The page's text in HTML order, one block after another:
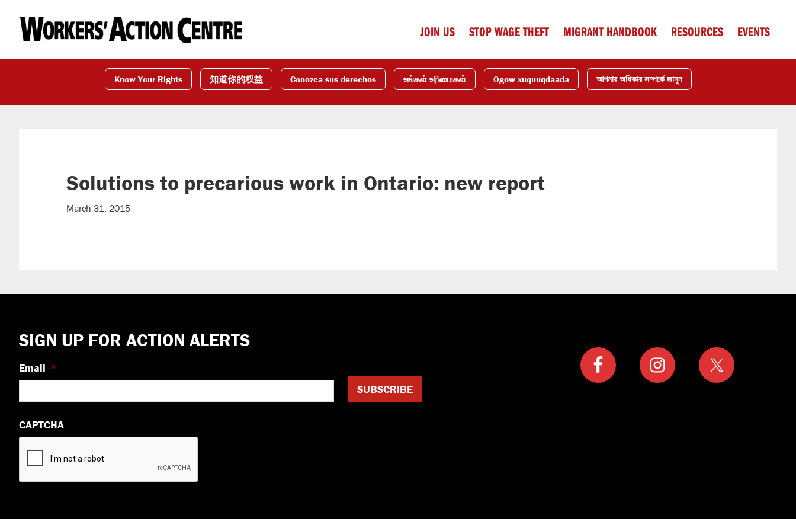
primary
navigation
main
content
footer
JOIN US STOP WAGE THEFT MIGRANT HANDBOOK RESOURCES EVENTS
Know Your Rights 知道你的权益 Conozca sus derechos உங்கள் உரிமைகள் Ogow xuquuqdaada আপনার অধিকার সম্পর্কে জানুন
Solutions to precarious work in Ontario: new report
March 31, 2015
Footer
SIGN UP FOR ACTION ALERTS
Email *
CAPTCHA